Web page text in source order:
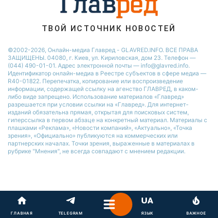
ТВОЙ ИСТОЧНИК НОВОСТЕЙ
©2002-2026, Онлайн-медиа Главред - GLAVRED.INFO. ВСЕ ПРАВА
ЗАЩИЩЕНЫ. 04080, г. Киев, ул. Кириловская, дом 23. Телефон —
(044) 490-01-01. Адрес электронной почты — info@glavred.info.
Идентификатор онлайн-медиа в Реестре cубъектов в сфере медиа —
R40-01822. Перепечатка, копирование или воспроизведение
информации, содержащей ссылку на агенство ГЛАВРЕД, в каком-
либо виде запрещено. Использование материалов «Главред»
разрешается при условии ссылки на «Главред». Для интернет-
изданий обязательна прямая, открытая для поисковых систем,
гиперссылка в первом абзаце на конкретный материал. Материалы с
плашками «Реклама», «Новости компаний», «Актуально», «Точка
зрения», «Официально» публикуются на коммерческих или
партнерских началах. Точки зрения, выраженные в материалах в
рубрике "Мнения", не всегда совпадают с мнением редакции.
ГЛАВНАЯ TELEGRAM ЯЗЫК ВАЖНОЕ